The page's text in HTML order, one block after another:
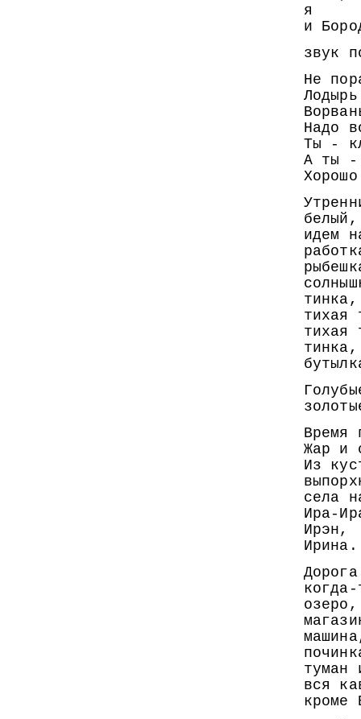
я
и
звук
Не
Надо
Ты -
А ты -
идем
тинка,
тихая
тихая
тинка,
Время
Жар и
Из
села
Ира-
Ирэн,
Ирина.
озеро,
туман
вся
кроме